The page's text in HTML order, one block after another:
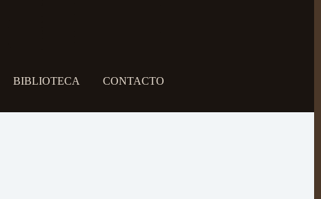
BIBLIOTECA CONTACTO